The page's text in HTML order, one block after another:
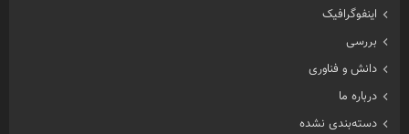
اینفوگرافیک
بررسی
دانش و فناوری
درباره ما
دسته‌بندی نشده